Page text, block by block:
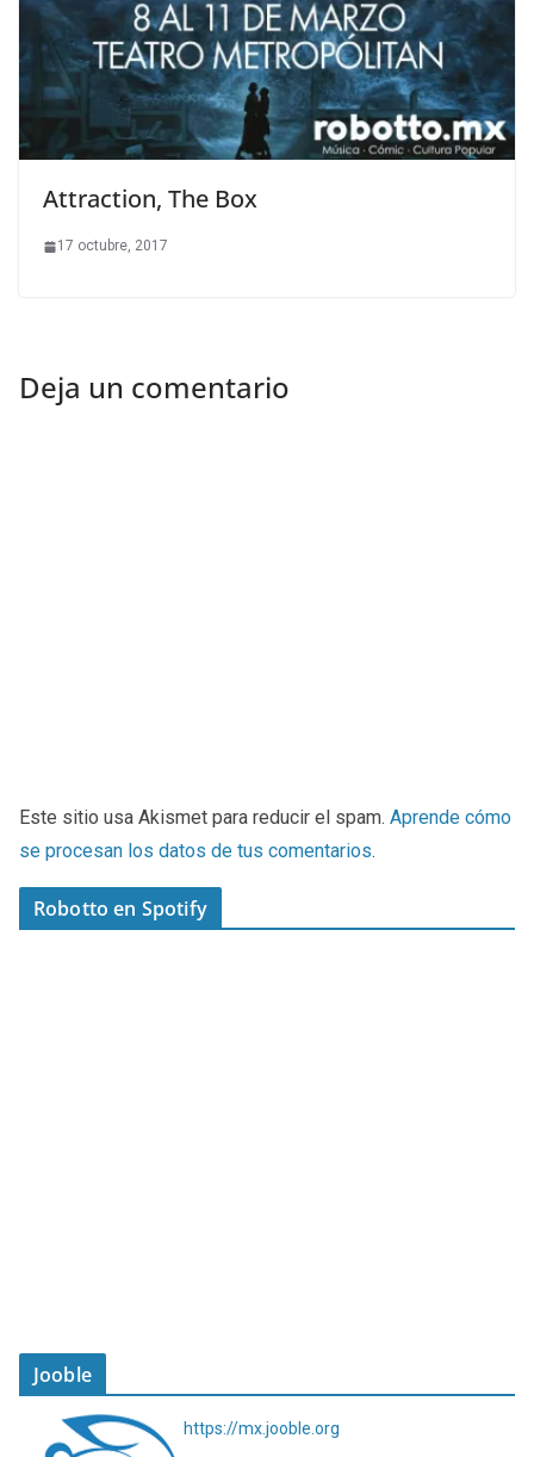
Attraction, The Box
17 octubre, 2017
Deja un comentario
Este sitio usa Akismet para reducir el spam. Aprende cómo
se procesan los datos de tus comentarios.
Robotto en Spotify
Jooble
https://mx.jooble.org